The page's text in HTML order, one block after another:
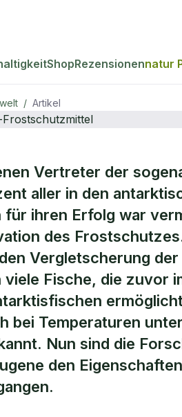
ShopRezensionennatur
/ Artikel
Vertreter der
aller in den
ihren Erfolg war
des
Vergletscherung
Fische, die zuvor
bei Temperaturen
Nun sind die
den